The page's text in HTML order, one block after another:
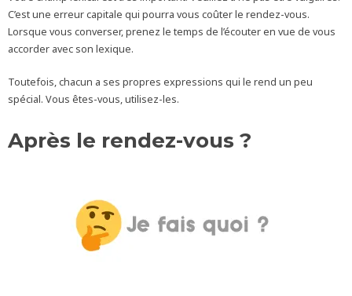
C’est une erreur capitale qui pourra vous coûter le rendez-vous.
Lorsque vous converser, prenez le temps de l’écouter en vue de vous
accorder avec son lexique.
Toutefois, chacun a ses propres expressions qui le rend un peu
spécial. Vous êtes-vous, utilisez-les.
Après le rendez-vous ?